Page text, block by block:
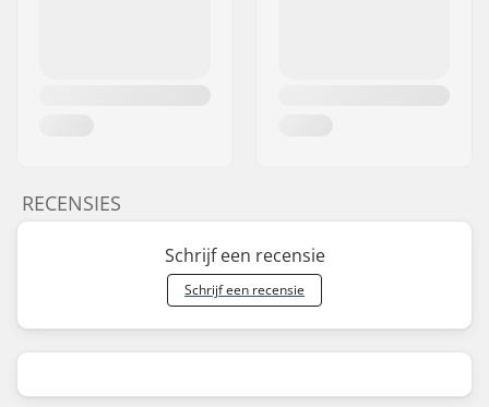
RECENSIES
Schrijf een recensie
Schrijf een recensie